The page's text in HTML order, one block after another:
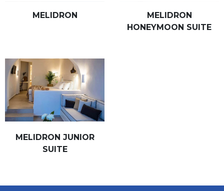
MELIDRON
MELIDRON
HONEYMOON SUITE
MELIDRON JUNIOR
SUITE